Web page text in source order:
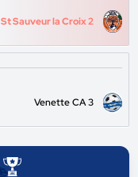
St Sauveur la Croix 2
Venette CA 3